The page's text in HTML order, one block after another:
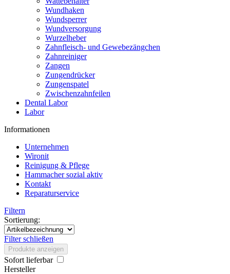
Wundhaken
Wundsperrer
Wundversorgung
Wurzelheber
Zahnfleisch- und Gewebezängchen
Zahnreiniger
Zangen
Zungendrücker
Zungenspatel
Zwischenzahnfeilen
Dental Labor
Labor
Informationen
Unternehmen
Wironit
Reinigung & Pflege
Hammacher sozial aktiv
Kontakt
Reparaturservice
Filtern
Sortierung:
Filter schließen
Produkte anzeigen
Sofort lieferbar
Hersteller